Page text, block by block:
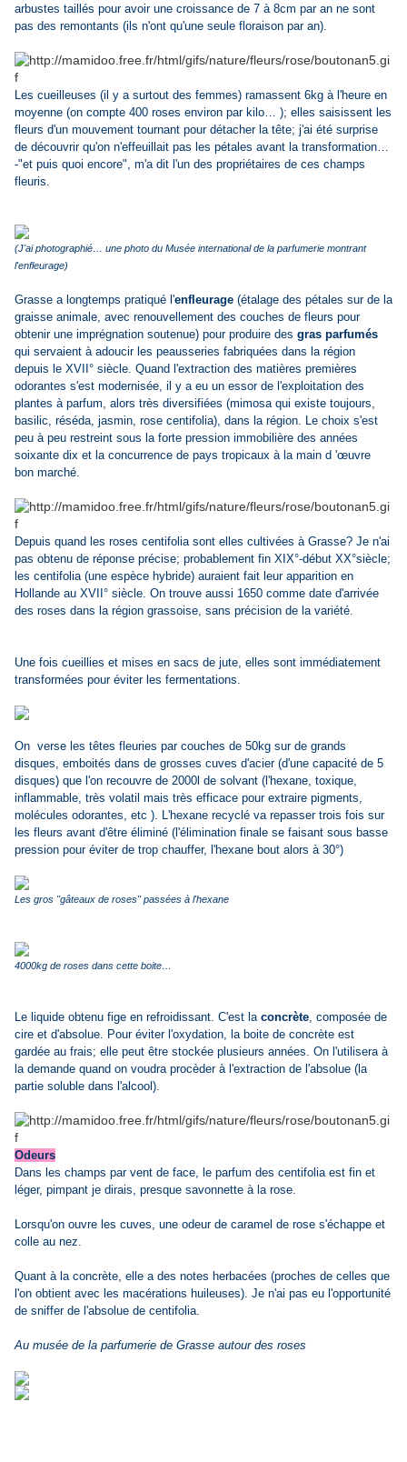
arbustes taillés pour avoir une croissance de 7 à 8cm par an ne sont
pas des remontants (ils n'ont qu'une seule floraison par an).
Les cueilleuses (il y a surtout des femmes) ramassent 6kg à l'heure en
moyenne (on compte 400 roses environ par kilo… ); elles saisissent les
fleurs d'un mouvement tournant pour détacher la tête; j'ai été surprise
de découvrir qu'on n'effeuillait pas les pétales avant la transformation…
-"et puis quoi encore", m'a dit l'un des propriétaires de ces champs
fleuris.
(J'ai photographié… une photo du Musée international de la parfumerie montrant
l'enfleurage)
Grasse a longtemps pratiqué l'enfleurage (étalage des pétales sur de la
graisse animale, avec renouvellement des couches de fleurs pour
obtenir une imprégnation soutenue) pour produire des gras parfumés
qui servaient à adoucir les peausseries fabriquées dans la région
depuis le XVII° siècle. Quand l'extraction des matières premières
odorantes s'est modernisée, il y a eu un essor de l'exploitation des
plantes à parfum, alors très diversifiées (mimosa qui existe toujours,
basilic, réséda, jasmin, rose centifolia), dans la région. Le choix s'est
peu à peu restreint sous la forte pression immobilière des années
soixante dix et la concurrence de pays tropicaux à la main d 'œuvre
bon marché.
Depuis quand les roses centifolia sont elles cultivées à Grasse? Je n'ai
pas obtenu de réponse précise; probablement fin XIX°-début XX°siècle;
les centifolia (une espèce hybride) auraient fait leur apparition en
Hollande au XVII° siècle. On trouve aussi 1650 comme date d'arrivée
des roses dans la région grassoise, sans précision de la variété.
Une fois cueillies et mises en sacs de jute, elles sont immédiatement
transformées pour éviter les fermentations.
On verse les têtes fleuries par couches de 50kg sur de grands
disques, emboités dans de grosses cuves d'acier (d'une capacité de 5
disques) que l'on recouvre de 2000l de solvant (l'hexane, toxique,
inflammable, très volatil mais très efficace pour extraire pigments,
molécules odorantes, etc ). L'hexane recyclé va repasser trois fois sur
les fleurs avant d'être éliminé (l'élimination finale se faisant sous basse
pression pour éviter de trop chauffer, l'hexane bout alors à 30°)
Les gros "gâteaux de roses" passées à l'hexane
4000kg de roses dans cette boite…
Le liquide obtenu fige en refroidissant. C'est la concrète, composée de
cire et d'absolue. Pour éviter l'oxydation, la boite de concrète est
gardée au frais; elle peut être stockée plusieurs années. On l'utilisera à
la demande quand on voudra procèder à l'extraction de l'absolue (la
partie soluble dans l'alcool).
Odeurs
Dans les champs par vent de face, le parfum des centifolia est fin et
léger, pimpant je dirais, presque savonnette à la rose.
Lorsqu'on ouvre les cuves, une odeur de caramel de rose s'échappe et
colle au nez.
Quant à la concrète, elle a des notes herbacées (proches de celles que
l'on obtient avec les macérations huileuses). Je n'ai pas eu l'opportunité
de sniffer de l'absolue de centifolia.
Au musée de la parfumerie de Grasse autour des roses